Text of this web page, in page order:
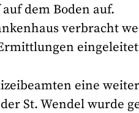
dem Boden auf.
verbracht
eine
St. Wendel wurde